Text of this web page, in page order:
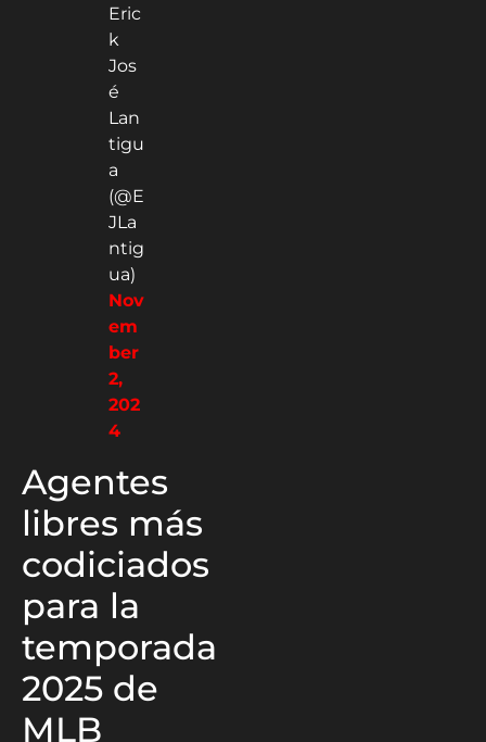
Eric
k
Jos
é
Lan
tigu
a
(@E
JLa
ntig
ua)
Nov
em
ber
2,
202
4
Agentes
libres más
codiciados
para la
temporada
2025 de
MLB